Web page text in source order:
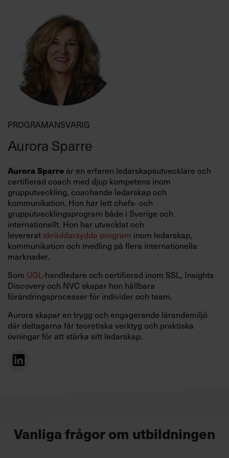
verktyg och förhållningssätt.
Få ledarskapet att hända i vardagen utifrån
ditt chefsuppdrag.
Min personliga handlingsplan.
PROGRAMANSVARIG
Aurora Sparre
Aurora Sparreär en erfaren ledarskapsutvecklare och
certifierad coach med djup kompetens inom
grupputveckling, coachande ledarskap och
kommunikation. Hon har lett chefs- och
grupputvecklingsprogram både i Sverige och
internationellt. Hon har utvecklat och
levererat skräddarsydda program inom ledarskap,
kommunikation och medling på flera internationella
marknader.
Som UGL-handledare och certifierad inom SSL, Insights
Discovery och NVC skapar hon hållbara
förändringsprocesser för individer och team.
Aurora skapar en trygg och engagerande lärandemiljö
där deltagarna får teoretiska verktyg och praktiska
övningar för att stärka sitt ledarskap.
Vanliga frågor om utbildningen